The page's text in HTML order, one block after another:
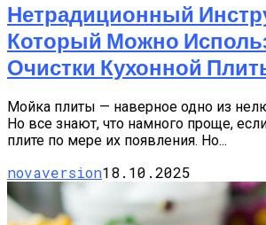
Нетрадиционный
Который Можно
Очистки Кухонной
Мойка плиты — наверное одно из
Но все знают, что намного проще,
плите по мере их появления. Но...
novaversion18.10.2025